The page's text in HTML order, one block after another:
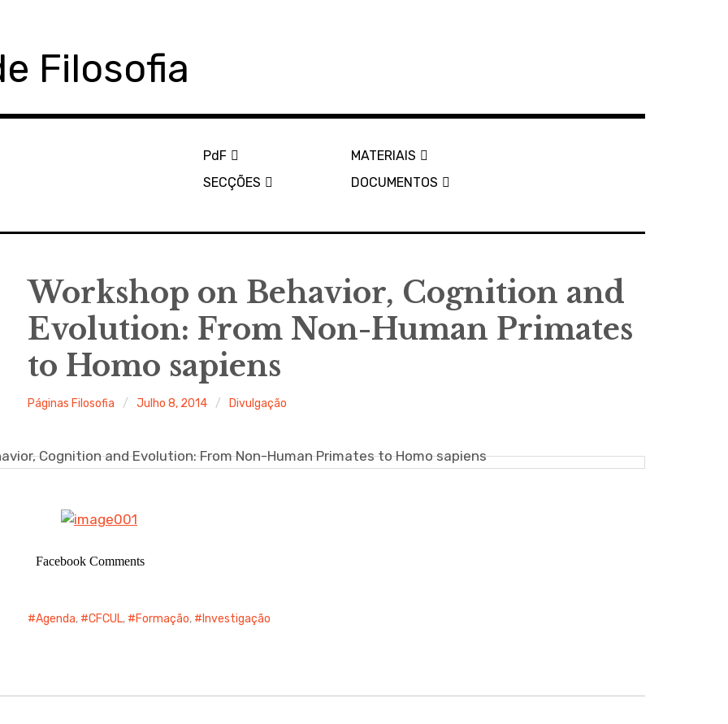
Filosofia
PdF
SECÇÕES
MATERIAIS
DOCUMENTOS
Workshop on Behavior, Cognition and
Evolution: From Non-Human Primates
to Homo sapiens
Páginas Filosofia Julho 8, 2014 Divulgação
Facebook Comments
Agenda, CFCUL, Formação, Investigação